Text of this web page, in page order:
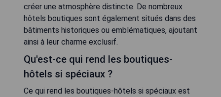
créer une atmosphère distincte. De nombreux
hôtels boutiques sont également situés dans des
bâtiments historiques ou emblématiques, ajoutant
ainsi à leur charme exclusif.
Qu'est-ce qui rend les boutiques-
hôtels si spéciaux ?
Ce qui rend les boutiques-hôtels si spéciaux est